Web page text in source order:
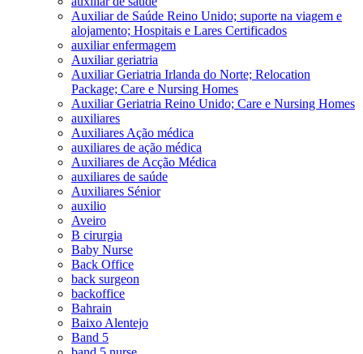
Auxiliar de Saúde Reino Unido; suporte na viagem e
alojamento; Hospitais e Lares Certificados
auxiliar enfermagem
Auxiliar geriatria
Auxiliar Geriatria Irlanda do Norte; Relocation
Package; Care e Nursing Homes
Auxiliar Geriatria Reino Unido; Care e Nursing Homes
auxiliares
Auxiliares Ação médica
auxiliares de ação médica
Auxiliares de Acção Médica
auxiliares de saúde
Auxiliares Sénior
auxilio
Aveiro
B cirurgia
Baby Nurse
Back Office
back surgeon
backoffice
Bahrain
Baixo Alentejo
Band 5